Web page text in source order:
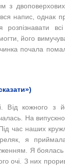
з двоповерхових
напис, однак
його
почала
Від кожного з
На
час наших
я
Я боялась
очі. З них